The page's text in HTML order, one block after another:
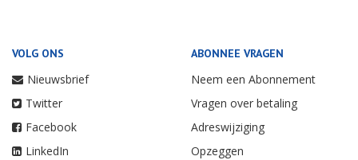
VOLG ONS
Nieuwsbrief
Twitter
Facebook
LinkedIn
ABONNEE VRAGEN
Neem een Abonnement
Vragen over betaling
Adreswijziging
Opzeggen